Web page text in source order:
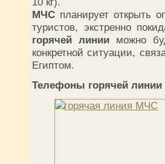
МЧС планирует открыть
туристов, экстренно
горячей линии можно
конкретной ситуации,
Египтом.
Телефоны горячей